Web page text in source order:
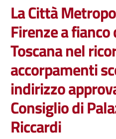
La Città
Firenze a
Toscana nel
accorpamenti
indirizzo
Consiglio di
Riccardi